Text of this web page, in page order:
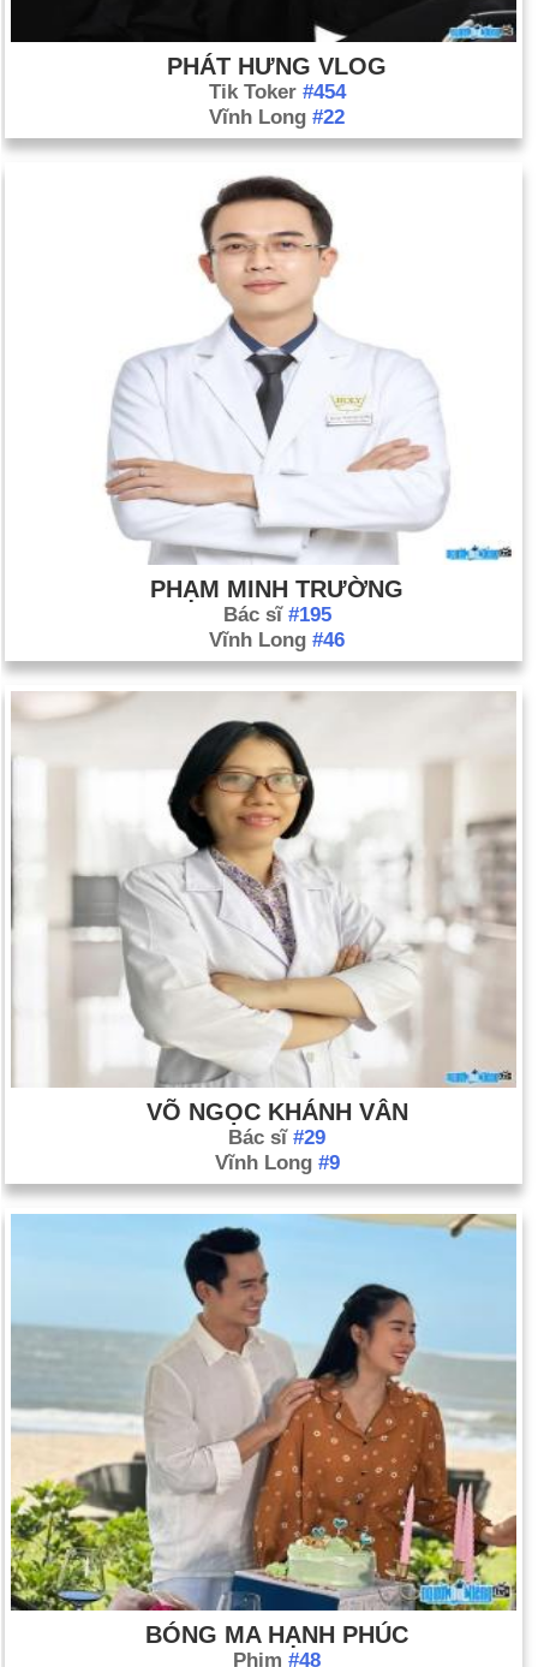
PHÁT HƯNG VLOG
Tik Toker #454
Vĩnh Long #22
PHẠM MINH TRƯỜNG
Bác sĩ #195
Vĩnh Long #46
VÕ NGỌC KHÁNH VÂN
Bác sĩ #29
Vĩnh Long #9
BÓNG MA HẠNH PHÚC
Phim #48